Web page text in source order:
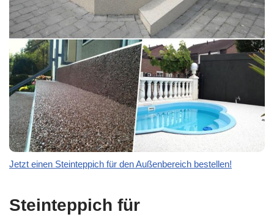
Jetzt einen Steinteppich für den Außenbereich bestellen!
Steinteppich für